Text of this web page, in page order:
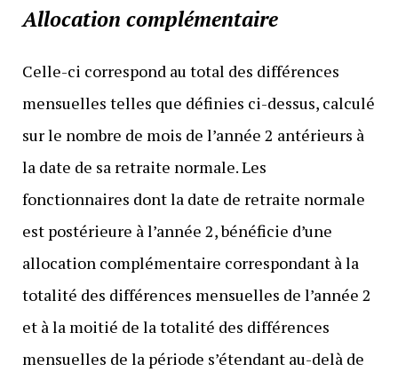
Allocation complémentaire
Celle-ci correspond au total des différences
mensuelles telles que définies ci-dessus, calculé
sur le nombre de mois de l’année 2 antérieurs à
la date de sa retraite normale. Les
fonctionnaires dont la date de retraite normale
est postérieure à l’année 2, bénéficie d’une
allocation complémentaire correspondant à la
totalité des différences mensuelles de l’année 2
et à la moitié de la totalité des différences
mensuelles de la période s’étendant au-delà de